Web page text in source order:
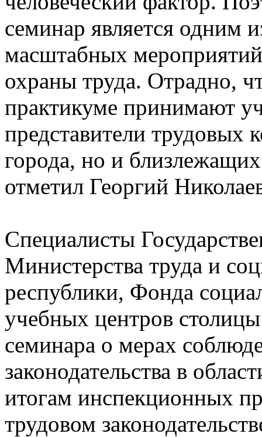
семинар является одним
масштабных
охраны труда. Отрадно,
практикуме принимают
представители трудовых
города, но и
отметил Георгий
Специалисты
Министерства труда и
республики, Фонда
учебных центров
семинара о мерах
законодательства в
итогам инспекционных
трудовом